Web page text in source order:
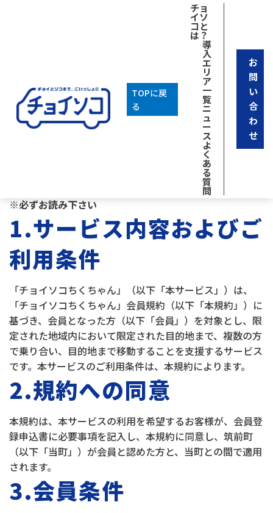
TOPに戻
る
チョ
イソ
コと
は？
導
入
エ
リ
ア
一
覧
ニ
ュ
ー
ス
よ
く
あ
る
質
問
お
問
い
合
わ
せ
「チョイソコちく
ちゃん」会員規約
※必ずお読み下さい
1.サービス内容およびご
利用条件
「チョイソコちくちゃん」（以下「本サービス」）は、
「チョイソコちくちゃん」会員規約（以下「本規約」）に
基づき、会員となった方（以下「会員」）を対象とし、限
定された地域内において限定された目的地まで、複数の方
で乗り合い、目的地まで移動することを支援するサービス
です。本サービスのご利用条件は、本規約によります。
2.規約への同意
本規約は、本サービスの利用を希望するお客様が、会員登
録申込書に必要事項を記入し、本規約に同意し、筑前町
（以下「当町」）が会員と認めた方と、当町との間で適用
されます。
3.会員条件